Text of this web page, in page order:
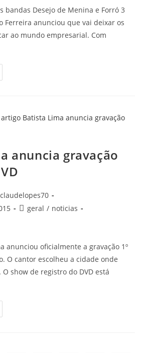
bandas Desejo de Menina e Forró 3
Ferreira anunciou que vai deixar os
ao mundo empresarial. Com
anuncia gravação
Categoria
geral / noticias
anunciou oficialmente a gravação 1º
O cantor escolheu a cidade onde
O show de registro do DVD está